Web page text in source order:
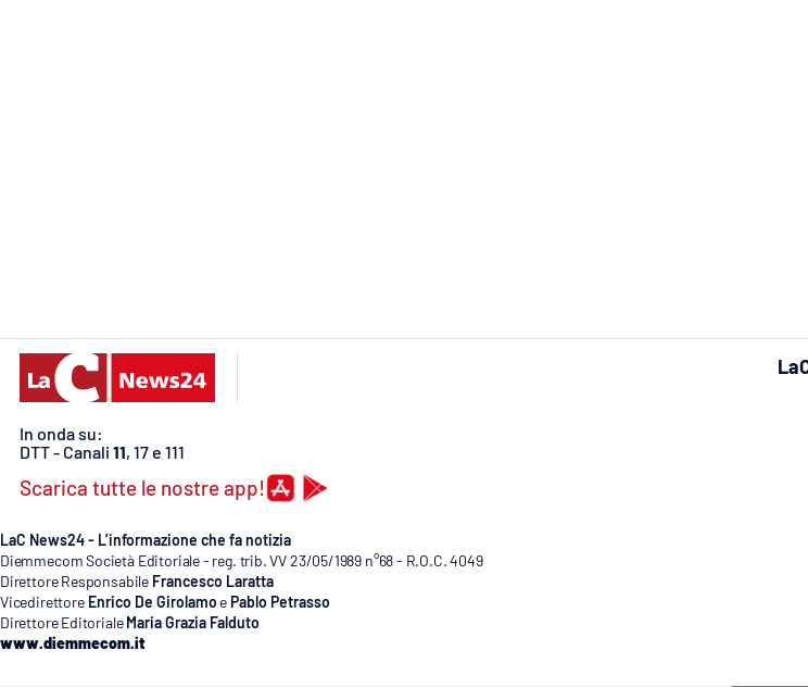
App
Android
Apple
Vai
In onda su:
DTT - Canali 11, 17 e 111
Scarica tutte le nostre app!
LaC News24 - L’informazione che fa notizia
Diemmecom Società Editoriale - reg. trib. VV 23/05/1989 n°68 - R.O.C. 4049
Direttore Responsabile Francesco Laratta
Vicedirettore Enrico De Girolamo e Pablo Petrasso
Direttore Editoriale Maria Grazia Falduto
www.diemmecom.it